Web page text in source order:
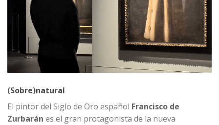
(Sobre)natural
El pintor del Siglo de Oro español Francisco de
Zurbarán es el gran protagonista de la nueva